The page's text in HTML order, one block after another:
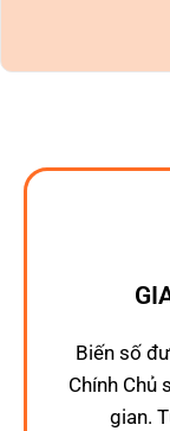
Biến số
Chính Chủ
gian.